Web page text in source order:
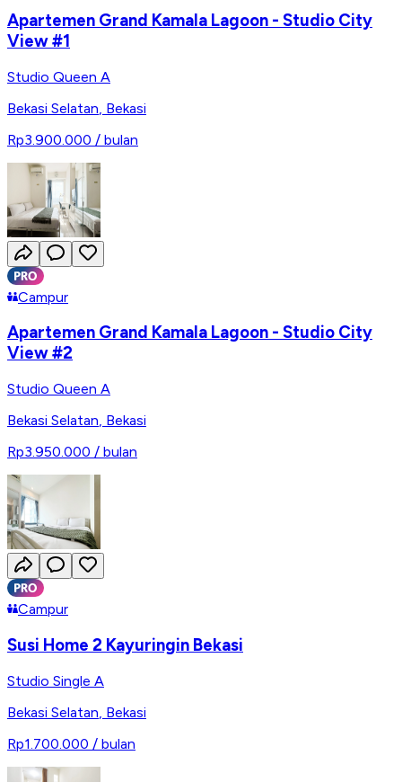
Apartemen Grand Kamala Lagoon - Studio City
View #1
Studio Queen A
Bekasi Selatan Bekasi
Rp3.900.000 / bulan
Campur
Apartemen Grand Kamala Lagoon - Studio City
View #2
Studio Queen A
Bekasi Selatan, Bekasi
Rp3.950.000 / bulan
Campur
Susi Home 2 Kayuringin Bekasi
Studio Single A
Bekasi Selatan Bekasi
Rp1.700.000 / bulan